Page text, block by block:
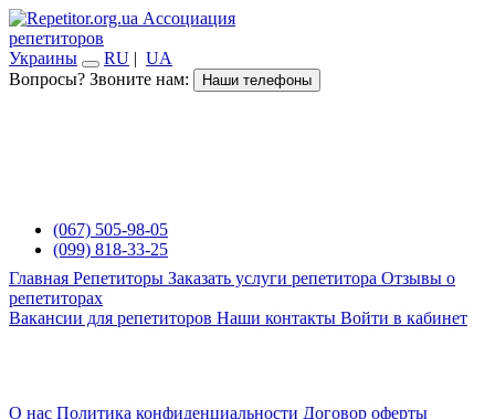
Ассоциация
репетиторов
Украины
RU | UA
Вопросы? Звоните нам:
Наши телефоны
(067) 505-98-05
(099) 818-33-25
Главная Репетиторы Заказать услуги репетитора Отзывы о
репетиторах
Вакансии для репетиторов Наши контакты Войти в кабинет
О нас Политика конфиденциальности Договор оферты